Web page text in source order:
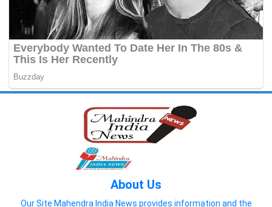
About Us
Our Site Mahendra India News provides information and the